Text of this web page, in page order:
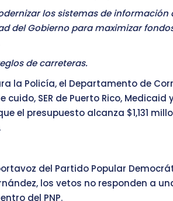
los sistemas de información
del Gobierno para maximizar
de carreteras.
la Policía, el Departamento de
cuido, SER de Puerto Rico, Medicaid
el presupuesto alcanza $1,131
del Partido Popular
los vetos no responden a
del PNP.